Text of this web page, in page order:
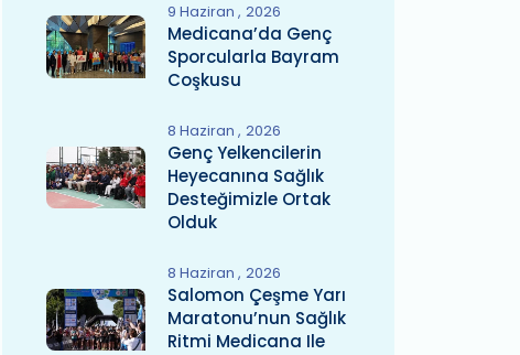
9 Haziran 2026
Medicana’da Genç
Sporcularla Bayram
Coşkusu
8 Haziran 2026
Genç Yelkencilerin
Heyecanına Sağlık
Desteğimizle Ortak
Olduk
8 Haziran 2026
Salomon Çeşme Yarı
Maratonu’nun Sağlık
Ritmi Medicana Ile